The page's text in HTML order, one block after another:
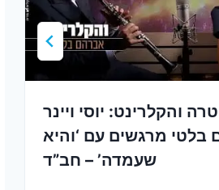
והקלרינט: יוסי ויינר
בלטי מרגשים עם ‘והיא
שעמדה’ – חב”ד